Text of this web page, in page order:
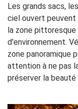
Les grands sacs,
ciel ouvert
la zone
d'environnement.
zone panoramique
attention à ne pas
préserver la beauté